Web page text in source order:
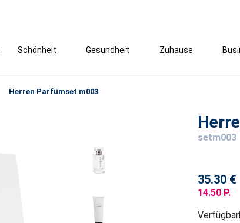
Schönheit Gesundheit Zuhause
Herren Parfümset m003
setm003
35.30 €
14.50 P.